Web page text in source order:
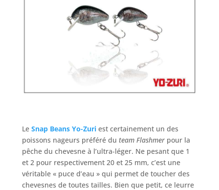
Le Snap Beans Yo-Zuri est certainement un des
poissons nageurs préféré du team Flashmerpour la
pêche du chevesne à l’ultra-léger. Ne pesant que 1
et 2 pour respectivement 20 et 25 mm, c’est une
véritable « puce d’eau » qui permet de toucher des
chevesnes de toutes tailles. Bien que petit, ce leurre